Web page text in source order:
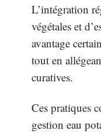
L’intégration
végétales et
avantage
tout en
curatives.
Ces pratiques
gestion eau